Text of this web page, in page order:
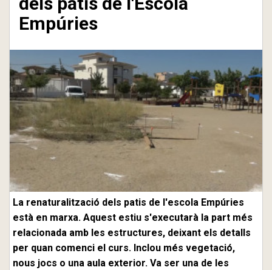
Empúries
La renaturalització dels patis de l'escola Empúries
està en marxa. Aquest estiu s'executarà la part més
relacionada amb les estructures, deixant els detalls
per quan comenci el curs. Inclou més vegetació,
nous jocs o una aula exterior. Va ser una de les